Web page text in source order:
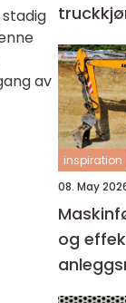
av
inspiration
08. May
og